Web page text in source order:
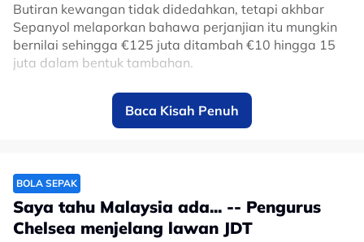
Butiran kewangan tidak didedahkan, tetapi akhbar
Sepanyol melaporkan bahawa perjanjian itu mungkin
bernilai sehingga €125 juta ditambah €10 hingga 15
juta dalam bentuk tambahan.
Ia bakal mengatasi yuran kemasukan pemain tengah
England, Jude Bellingham, pada tahun 2023, yang
dilaporkan bernilai €103 juta.
Ronaldo shirt as a child, now he's a Real
Madrid player! ⚪️🔥👀
pic.twitter.com/uAw2NBMtD3
Baca Kisah Penuh
BOLA SEPAK
Saya tahu Malaysia ada... -- Pengurus
Chelsea menjelang lawan JDT